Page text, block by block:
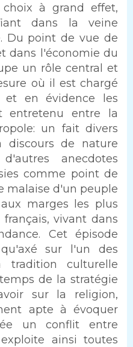
à grand effet,
dans la veine
Du point de vue de
dans l'économie du
un rôle central et
où il est chargé
en évidence les
entretenu entre la
un fait divers
de nature
anecdotes
comme point de
malaise d'un peuple
marges les plus
vivant dans
Cet épisode
sur l'un des
culturelle
de la stratégie
sur la religion,
apte à évoquer
un conflit entre
ainsi toutes